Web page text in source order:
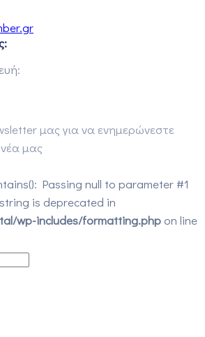
μας για να ενημερώνεστε
μας
Passing null to parameter #1
is deprecated in
wp-includes/formatting.php on line